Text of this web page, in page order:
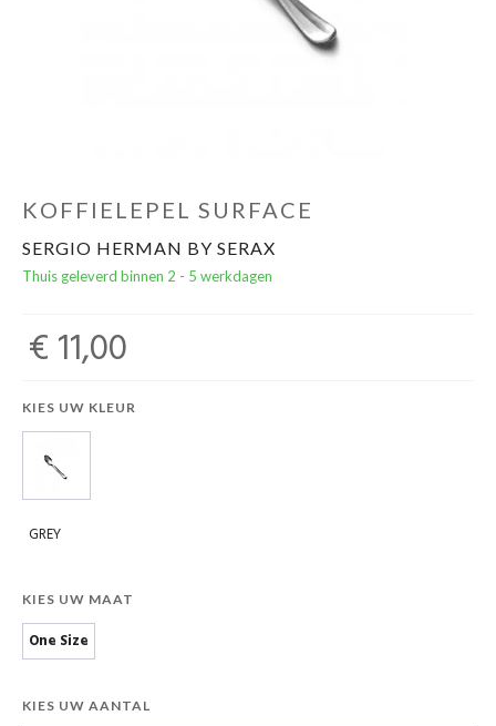
Cadeaubon
KOFFIELEPEL SURFACE
SERGIO HERMAN BY SERAX
Thuis geleverd binnen 2 - 5 werkdagen
€ 11,00
KIES UW KLEUR
GREY
KIES UW MAAT
One Size
KIES UW AANTAL